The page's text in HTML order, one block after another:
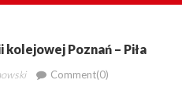
Poznań – Piła
Comment(0)